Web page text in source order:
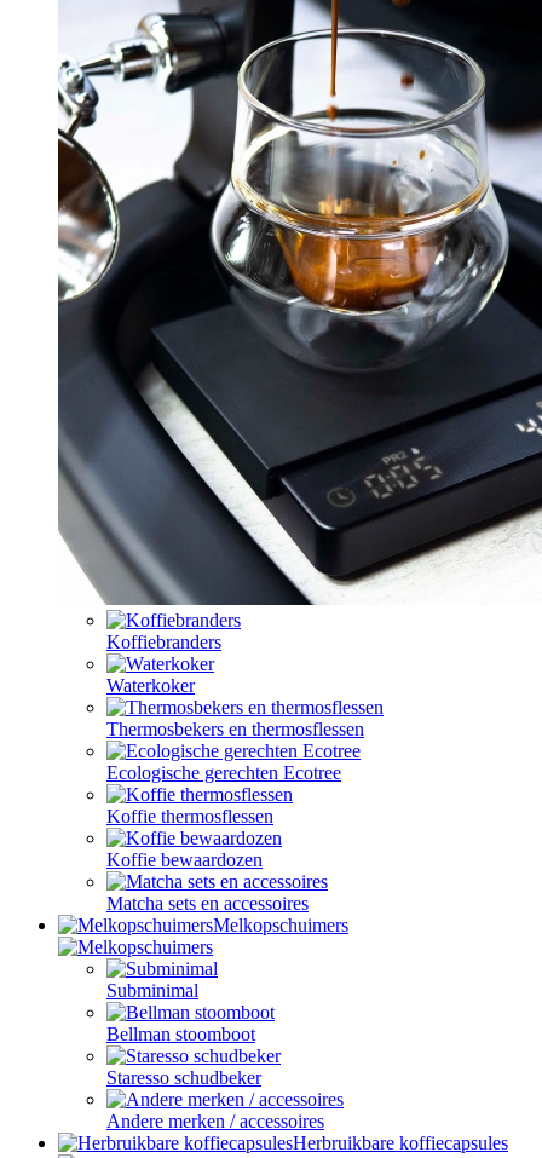
Koffiebranders
Waterkoker
Thermosbekers en thermosflessen
Ecologische gerechten Ecotree
Koffie thermosflessen
Koffie bewaardozen
Matcha sets en accessoires
Melkopschuimers
Subminimal
Bellman stoomboot
Staresso schudbeker
Andere merken / accessoires
Herbruikbare koffiecapsules